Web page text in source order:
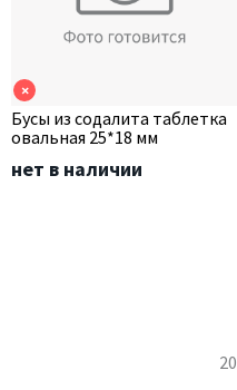
×
Бусы из содалита таблетка
овальная 25*18 мм
нет в наличии
20